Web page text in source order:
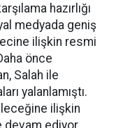
hazırlığı
medyada geniş
ilişkin resmi
önce
Salah ile
yalanlamıştı.
ilişkin
devam ediyor.